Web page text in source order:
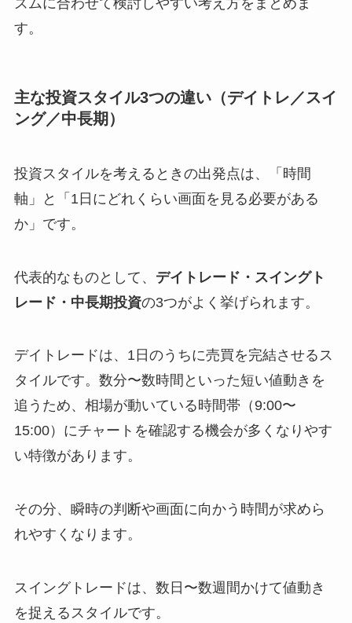
ズムに合わせて検討しやすい考え方をまとめま
す。
主な投資スタイル3つの違い（デイトレ／スイ
ング／中長期）
投資スタイルを考えるときの出発点は、「時間
軸」と「1日にどれくらい画面を見る必要がある
か」です。
代表的なものとして、 デイトレード・スイングト
レード・中長期投資の3つがよく挙げられます。
デイトレードは、1日のうちに売買を完結させるス
タイルです。数分〜数時間といった短い値動きを
追うため、相場が動いている時間帯（9:00〜
15:00）にチャートを確認する機会が多くなりやす
い特徴があります。
その分、瞬時の判断や画面に向かう時間が求めら
れやすくなります。
スイングトレードは、数日〜数週間かけて値動き
を捉えるスタイルです。